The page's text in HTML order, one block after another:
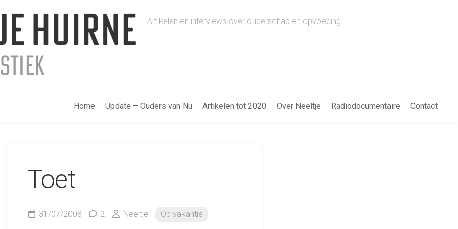
Artikelen en interviews over ouderschap en opvoeding
Home Update – Ouders van Nu Artikelen tot 2020 Over Neeltje Radiodocumentaire Contact
Toet
31/07/2008 2 Neeltje Op vakantie